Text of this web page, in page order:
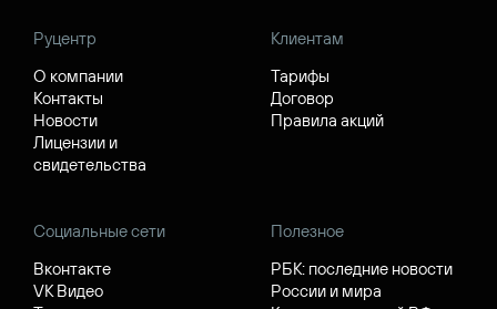
Руцентр
О компании
Контакты
Новости
Лицензии и
свидетельства
Клиентам
Тарифы
Договор
Правила акций
Социальные сети
Вконтакте
VK Видео
Полезное
РБК: последние новости
России и мира